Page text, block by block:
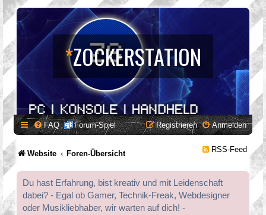
*ZOCKERSTATION
FAQ Forum-Spiel Anmelden
Registrieren
Website Foren-Übersicht RSS-Feed
Du hast Erfahrung, bist kreativ und mit Leidenschaft
dabei? - Egal ob Gamer, Technik-Freak, Webdesigner
oder Musikliebhaber, wir warten auf dich! -